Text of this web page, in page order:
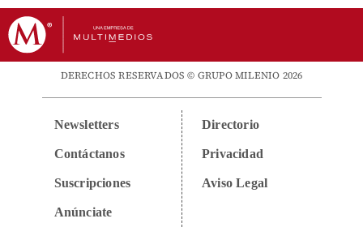
DERECHOS RESERVADOS © GRUPO MILENIO 2026
Newsletters
Contáctanos
Suscripciones
Anúnciate
Directorio
Privacidad
Aviso Legal